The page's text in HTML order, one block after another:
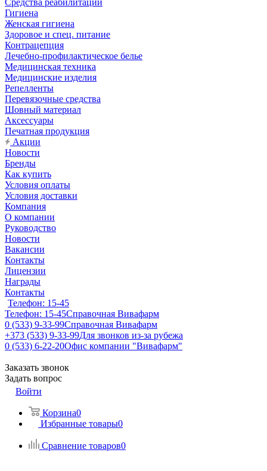
Средства реабилитации
Гигиена
Женская гигиена
Здоровое и спец. питание
Контрацепция
Лечебно-профилактическое белье
Медицинская техника
Медицинские изделия
Репелленты
Перевязочные средства
Шовный материал
Аксессуары
Печатная продукция
Акции
Новости
Бренды
Как купить
Условия оплаты
Условия доставки
Компания
О компании
Руководство
Новости
Вакансии
Контакты
Лицензии
Награды
Контакты
Телефон: 15-45
Телефон: 15-45Справочная Вивафарм
0 (533) 9-33-99Справочная Вивафарм
+373 (533) 9-33-99Для звонков из-за рубежа
0 (533) 6-22-20Офис компании "Вивафарм"
Заказать звонок
Задать вопрос
Войти
Корзина0
Избранные товары0
Сравнение товаров0